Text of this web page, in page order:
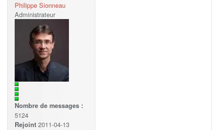
Philippe Sionneau
Administrateur
Nombre de messages :
5124
Rejoint 2011-04-13